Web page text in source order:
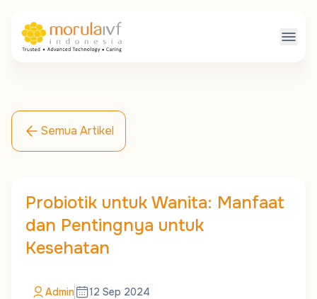
Semua Artikel
Probiotik untuk Wanita: Manfaat
dan Pentingnya untuk
Kesehatan
Admin 12 Sep 2024